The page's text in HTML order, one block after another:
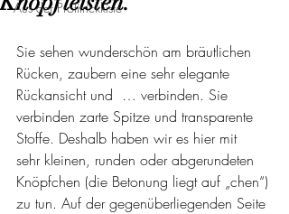
Aus der Profitrickkiste
Sie sehen wunderschön am bräutlichen
Rücken, zaubern eine sehr elegante
Rückansicht und  … verbinden. Sie
verbinden zarte Spitze und transparente
Stoffe. Deshalb haben wir es hier mit
sehr kleinen, runden oder abgerundeten
Knöpfchen (die Betonung liegt auf „chen“)
zu tun. Auf der gegenüberliegenden Seite